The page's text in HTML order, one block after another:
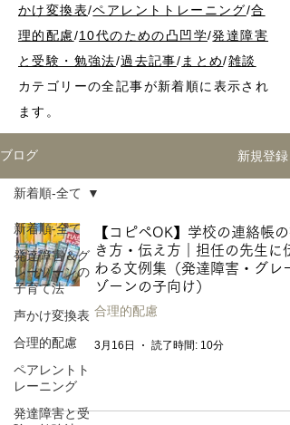
かけ変換表/ペアレントトレーニング/合
理的配慮/10代のための凸凹学/発達障害
と受験・勉強法/過去記事/ まとめ/雑談
カテゴリーの全記事が新着順に表示され
ます。
ブログ 新規登録
新着順-全て
発達障害＆グ
レーゾーンの
子育て法
声かけ変換表
合理的配慮
ペアレントト
レーニング
発達障害と受
新着順-全て
【コピペOK】学校の連絡帳の
き方・伝え方｜担任の先生に伝
わる文例集（発達障害・グレー
ゾーンの子向け）
合理的配慮
3月16日 読了時間: 10分